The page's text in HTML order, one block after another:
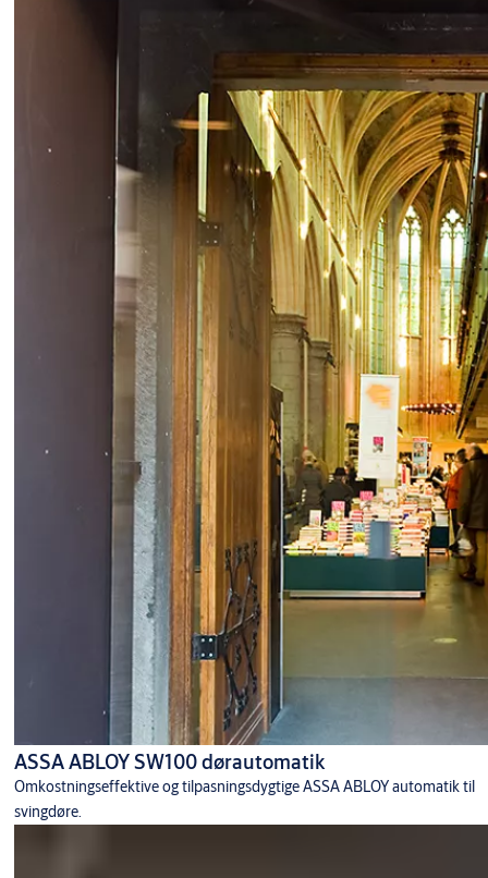
ASSA ABLOY SW100 dørautomatik
Omkostningseffektive og tilpasningsdygtige ASSA ABLOY automatik til
svingdøre.